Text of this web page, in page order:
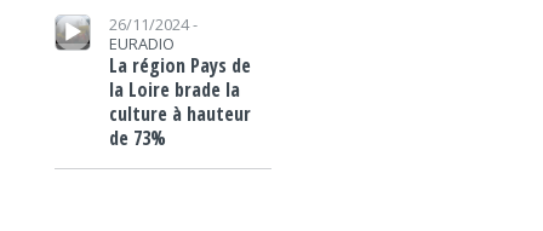
Lecteur audio
26/11/2024 -
EURADIO
La région Pays de
la Loire brade la
culture à hauteur
de 73%